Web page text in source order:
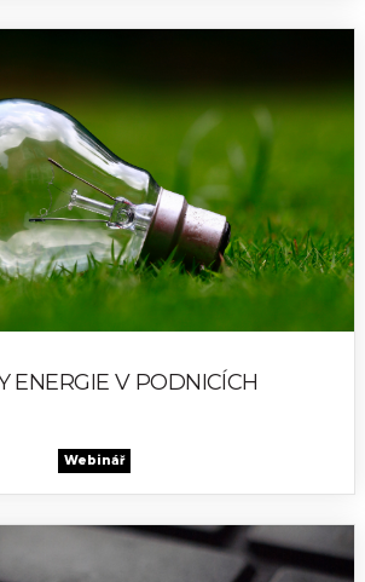
ENERGIE V PODNICÍCH
Webinář